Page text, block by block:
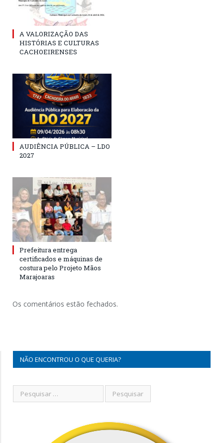
A VALORIZAÇÃO DAS
HISTÓRIAS E CULTURAS
CACHOEIRENSES
AUDIÊNCIA PÚBLICA – LDO
2027
Prefeitura entrega
certificados e máquinas de
costura pelo Projeto Mãos
Marajoaras
Os comentários estão fechados.
NÃO ENCONTROU O QUE QUERIA?